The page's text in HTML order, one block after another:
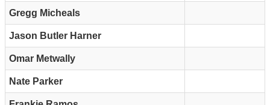
Gregg Micheals
Jason Butler Harner
Omar Metwally
Nate Parker